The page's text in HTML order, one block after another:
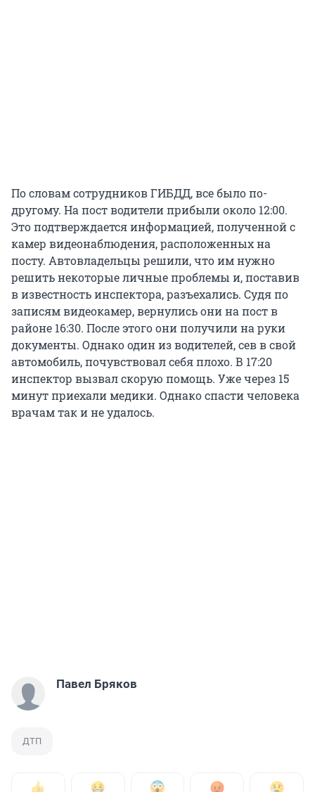
По словам сотрудников ГИБДД, все было по-
другому. На пост водители прибыли около 12:00.
Это подтверждается информацией, полученной с
камер видеонаблюдения, расположенных на
посту. Автовладельцы решили, что им нужно
решить некоторые личные проблемы и, поставив
в известность инспектора, разъехались. Судя по
записям видеокамер, вернулись они на пост в
районе 16:30. После этого они получили на руки
документы. Однако один из водителей, сев в свой
автомобиль, почувствовал себя плохо. В 17:20
инспектор вызвал скорую помощь. Уже через 15
минут приехали медики. Однако спасти человека
врачам так и не удалось.
Павел Бряков
ДТП